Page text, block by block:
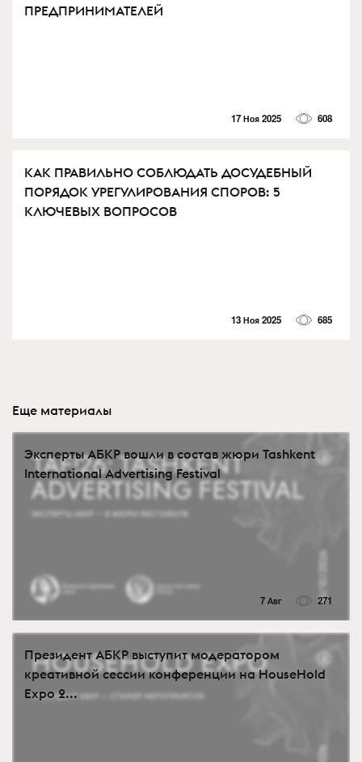
ПРЕДПРИНИМАТЕЛЕЙ
17 Ноя 2025 608
КАК ПРАВИЛЬНО СОБЛЮДАТЬ ДОСУДЕБНЫЙ
ПОРЯДОК УРЕГУЛИРОВАНИЯ СПОРОВ: 5
КЛЮЧЕВЫХ ВОПРОСОВ
13 Ноя 2025 685
Еще материалы
Эксперты АБКР вошли в состав жюри Tashkent
International Advertising Festival
7 Авг 271
Президент АБКР выступит модератором
креативной сессии конференции на HouseHold
Expo 2...